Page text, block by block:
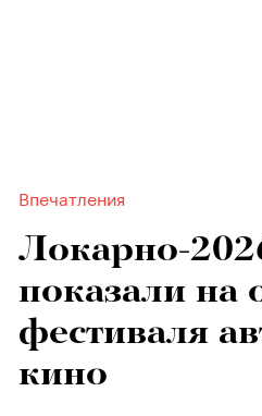
Впечатления
Локарно-
показали на
фестиваля
кино